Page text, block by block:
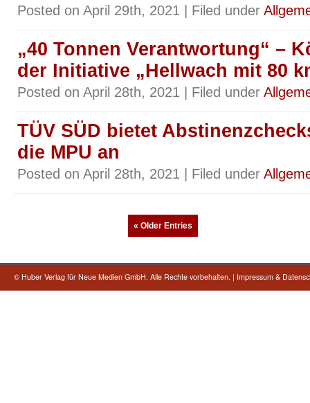
Posted on April 29th, 2021 | Filed under
„40 Tonnen Verantwortung“ –
der Initiative „Hellwach mit 80
Posted on April 28th, 2021 | Filed under
TÜV SÜD bietet
die MPU an
Posted on April 28th, 2021 | Filed under
« Older Entries
© Huber Verlag für Neue Medien GmbH. Alle Rechte vorbehalten. | Impressum &